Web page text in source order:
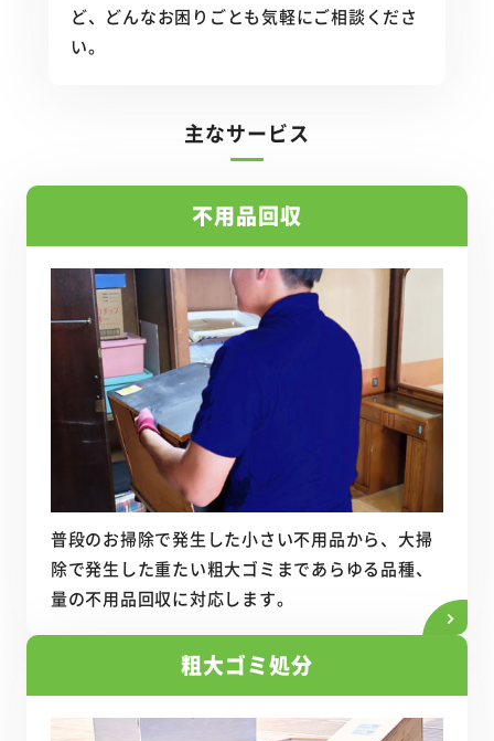
ど、どんなお困りごとも気軽にご相談くださ
い。
主なサービス
不用品回収
普段のお掃除で発生した小さい不用品から、大掃
除で発生した重たい粗大ゴミまであらゆる品種、
量の不用品回収に対応します。
粗大ゴミ処分